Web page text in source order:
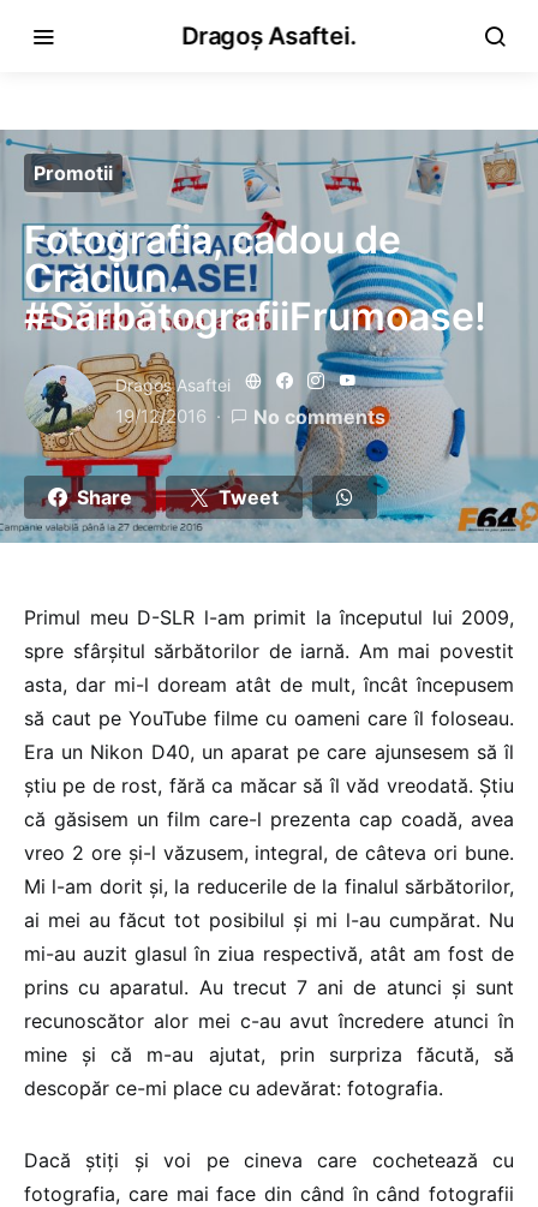
Dragoș Asaftei.
Promotii
Fotografia, cadou de
Crăciun.
#SărbătografiiFrumoase!
Dragoş Asaftei
19/12/2016 No comments
Share Tweet
Primul meu D-SLR l-am primit la începutul lui 2009,
spre sfârșitul sărbătorilor de iarnă. Am mai povestit
asta, dar mi-l doream atât de mult, încât începusem
să caut pe YouTube filme cu oameni care îl foloseau.
Era un Nikon D40, un aparat pe care ajunsesem să îl
știu pe de rost, fără ca măcar să îl văd vreodată. Știu
că găsisem un film care-l prezenta cap coadă, avea
vreo 2 ore și-l văzusem, integral, de câteva ori bune.
Mi l-am dorit și, la reducerile de la finalul sărbătorilor,
ai mei au făcut tot posibilul și mi l-au cumpărat. Nu
mi-au auzit glasul în ziua respectivă, atât am fost de
prins cu aparatul. Au trecut 7 ani de atunci și sunt
recunoscător alor mei c-au avut încredere atunci în
mine și că m-au ajutat, prin surpriza făcută, să
descopăr ce-mi place cu adevărat: fotografia.
Dacă știți și voi pe cineva care cochetează cu
fotografia, care mai face din când în când fotografii